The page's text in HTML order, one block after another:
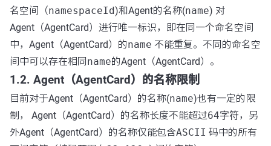
名空间（namespaceId)和Agent的名称(name) 对
Agent（AgentCard）进行唯一标识，即在同一个命名空间
中，Agent（AgentCard）的name 不能重复。不同的命名空
间中可以存在相同 name的Agent（AgentCard）。
1.2. Agent（AgentCard）的名称限制
目前对于Agent（AgentCard）的名称(name)也有一定的限
制， Agent（AgentCard）的名称长度不能超过64字符，另
外Agent（AgentCard）的名称仅能包含ASCII 码中的所有